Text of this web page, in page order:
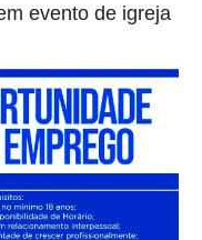
evento de igreja